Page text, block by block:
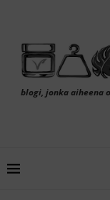
blogi, jonka aiheena